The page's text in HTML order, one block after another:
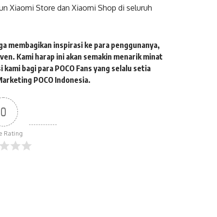
Xiaomi Store dan Xiaomi Shop di seluruh
membagikan inspirasi ke para penggunanya,
Kami harap ini akan semakin menarik minat
bagi para POCO Fans yang selalu setia
POCO Indonesia.
0
Rating